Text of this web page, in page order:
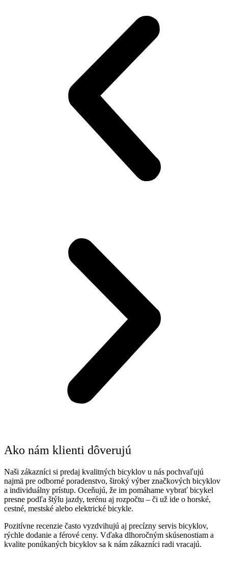
Ako nám klienti dôverujú
Naši zákazníci si predaj kvalitných bicyklov u nás pochvaľujú
najmä pre odborné poradenstvo, široký výber značkových bicyklov
a individuálny prístup. Oceňujú, že im pomáhame vybrať bicykel
presne podľa štýlu jazdy, terénu aj rozpočtu – či už ide o horské,
cestné, mestské alebo elektrické bicykle.
Pozitívne recenzie často vyzdvihujú aj precízny servis bicyklov,
rýchle dodanie a férové ceny. Vďaka dlhoročným skúsenostiam a
kvalite ponúkaných bicyklov sa k nám zákazníci radi vracajú.